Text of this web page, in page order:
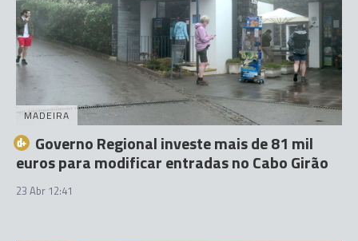
MADEIRA
Governo Regional investe mais de 81 mil
euros para modificar entradas no Cabo Girão
23 Abr 12:41